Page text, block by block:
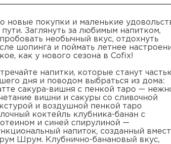
новые покупки и маленькие
пути. Заглянуть за любимым напитком,
необычный вкус, отдохнуть
шопинга и поймать летнее
как у нового сезона в Cofix!
напитки, которые станут
дня и поводом выбраться из дома:
сакура-вишня с пенкой таро —
вишни и сакуры со сливочной
и воздушной пенкой таро
коктейль клубника-банан с
и синей спирулиной —
напиток, созданный
Шрум. Клубнично-банановый вкус,